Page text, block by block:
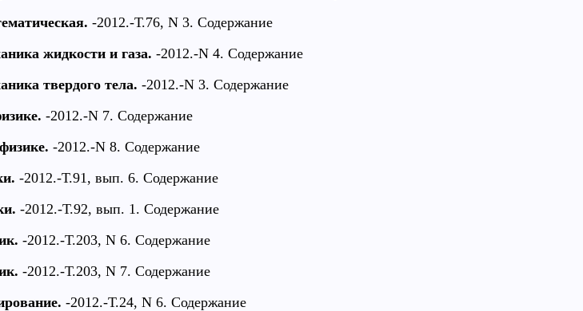
-2012.-Т.76, N 3. Содержание
жидкости и газа. -2012.-N 4. Содержание
твердого тела. -2012.-N 3. Содержание
-2012.-N 7. Содержание
-2012.-N 8. Содержание
-2012.-Т.91, вып. 6. Содержание
-2012.-Т.92, вып. 1. Содержание
-2012.-Т.203, N 6. Содержание
-2012.-Т.203, N 7. Содержание
-2012.-Т.24, N 6. Содержание